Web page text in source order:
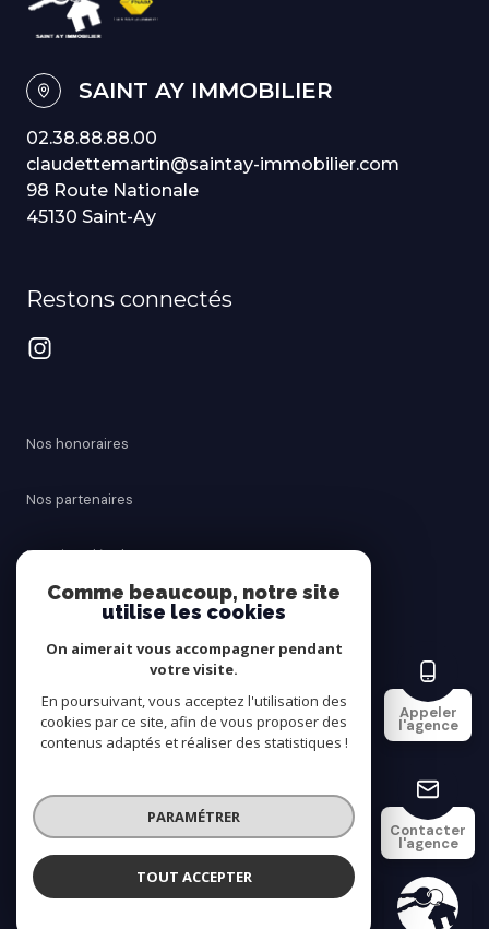
SAINT AY IMMOBILIER
Appeler
l'agence
Contacter
l'agence
SAINT AY IMMOBILIER
02.38.88.88.00
claudettemartin@saintay-immobilier.com
98 Route Nationale
45130 Saint-Ay
Restons connectés
Nos honoraires
Nos partenaires
Mentions légales
Cookies
© 2026 | Tous droits réservés
Réalisé par
Comme beaucoup, notre site
utilise les cookies
On aimerait vous accompagner pendant
votre visite.
En poursuivant, vous acceptez l'utilisation des
cookies par ce site, afin de vous proposer des
contenus adaptés et réaliser des statistiques !
PARAMÉTRER
TOUT ACCEPTER